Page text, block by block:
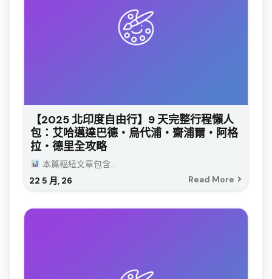
【2025 北印度自由行】9 天完整行程懶人
包：艾哈邁達巴德・烏代浦・齋浦爾・阿格
拉・德里全攻略
22 5 月, 26
本篇樞紐文章包含...
Read More